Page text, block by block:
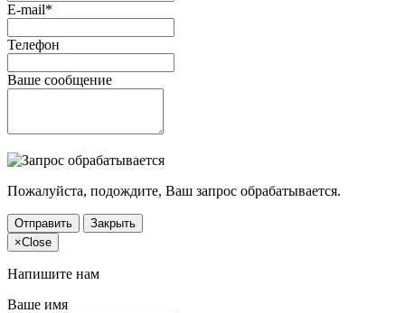
E-mail*
Телефон
Ваше сообщение
Пожалуйста, подождите, Ваш запрос обрабатывается.
Отправить
Закрыть
×Close
Напишите нам
Ваше имя